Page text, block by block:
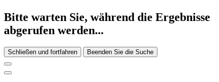
Bitte warten Sie, während die Ergebnisse
abgerufen werden...
Schließen und fortfahren Beenden Sie die Suche